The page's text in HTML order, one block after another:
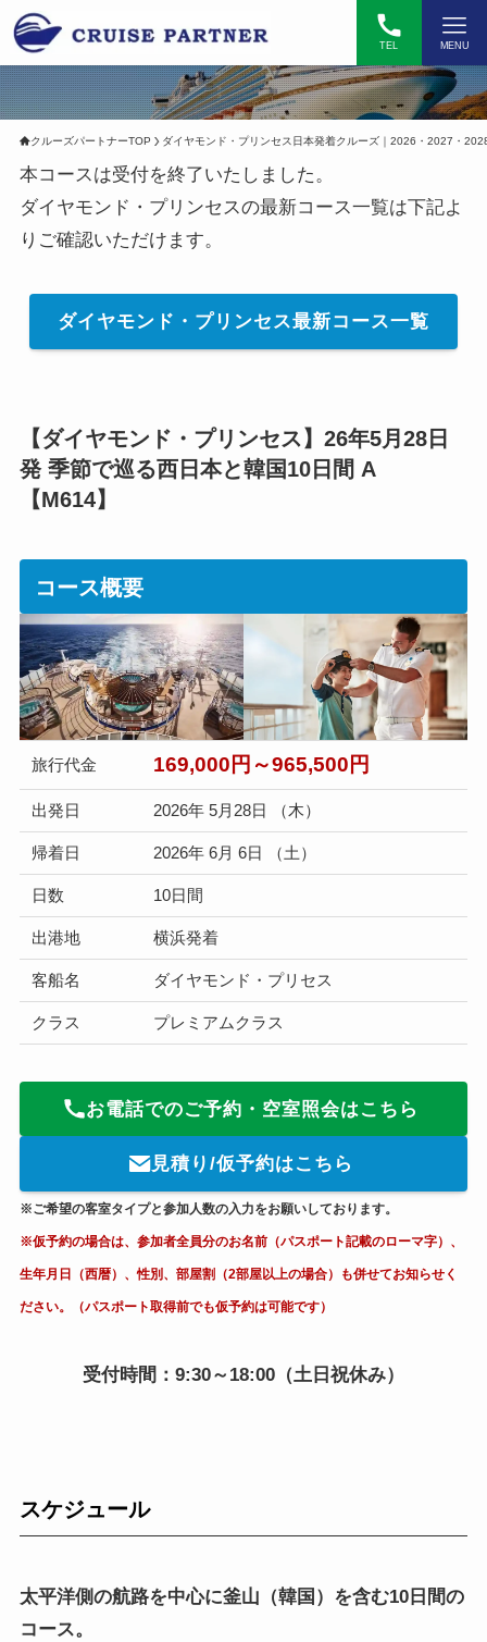
TEL MENU
クルーズパートナーTOP ダイヤモンド・プリンセス日本発着クルーズ｜2026・2027・
本コースは受付を終了いたしました。
ダイヤモンド・プリンセスの最新コース一覧は下記よ
りご確認いただけます。
ダイヤモンド・プリンセス最新コース一覧
【ダイヤモンド・プリンセス】26年5月28日
発 季節で巡る西日本と韓国10日間 A
【M614】
コース概要
旅行代金 169,000円～965,500円
出発日 2026年 5月28日 （木）
帰着日 2026年 6月 6日 （土）
日数 10日間
出港地 横浜発着
客船名 ダイヤモンド・プリセス
クラス プレミアムクラス
お電話でのご予約・空室照会はこちら
見積り/仮予約はこちら
※ご希望の客室タイプと参加人数の入力をお願いしております。
※仮予約の場合は、参加者全員分のお名前（パスポート記載のローマ字）、
生年月日（西暦）、性別、部屋割（2部屋以上の場合）も併せてお知らせく
ださい。（パスポート取得前でも仮予約は可能です）
受付時間：9:30～18:00（土日祝休み）
スケジュール
太平洋側の航路を中心に釜山（韓国）を含む10日間の
コース。